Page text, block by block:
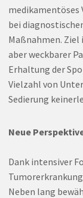
medikamentöses
bei
Maßnahmen.
aber weckbarer
Erhaltung der
Vielzahl von
Sedierung
Neue
Dank intensiver
Neben lang